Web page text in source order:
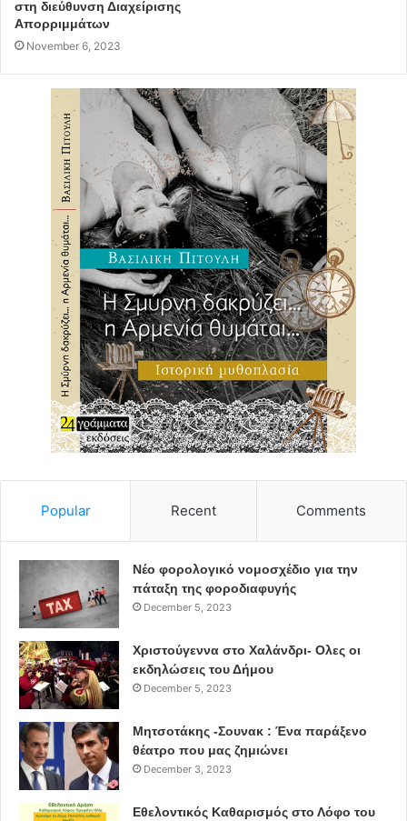
στη διεύθυνση Διαχείρισης
Απορριμμάτων
November 6, 2023
Popular Recent Comments
Νέο φορολογικό νομοσχέδιο για την
πάταξη της φοροδιαφυγής
December 5, 2023
Χριστούγεννα στο Χαλάνδρι- Ολες οι
εκδηλώσεις του Δήμου
December 5, 2023
Μητσοτάκης -Σουνακ : Ένα παράξενο
θέατρο που μας ζημιώνει
December 3, 2023
Εθελοντικός Καθαρισμός στο Λόφο του